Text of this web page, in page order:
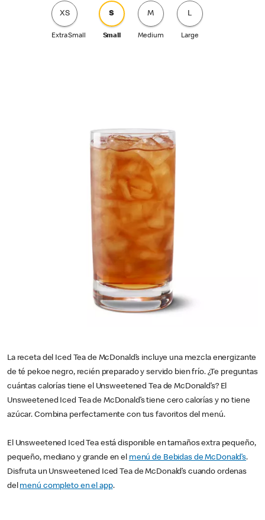
XS
Extra Small
S
Small
M
Medium
L
Large
La receta del Iced Tea de McDonald’s incluye una mezcla energizante
de té pekoe negro, recién preparado y servido bien frío. ¿Te preguntas
cuántas calorías tiene el Unsweetened Tea de McDonald’s? El
Unsweetened Iced Tea de McDonald’s tiene cero calorías y no tiene
azúcar. Combina perfectamente con tus favoritos del menú.
El Unsweetened Iced Tea está disponible en tamaños extra pequeño,
pequeño, mediano y grande en el menú de Bebidas de McDonald’s.
Disfruta un Unsweetened Iced Tea de McDonald’s cuando ordenas
del menú completo en el app.